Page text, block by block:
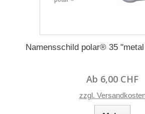
Namensschild polar® 35
Ab 6,00 CHF
zzgl.